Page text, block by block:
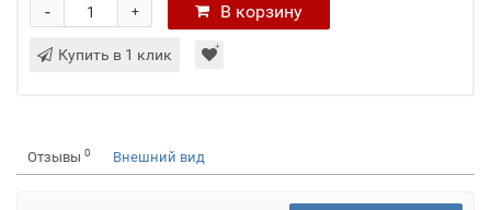
+
- В корзину
Купить в 1 клик
Отзывы 0 Внешний вид